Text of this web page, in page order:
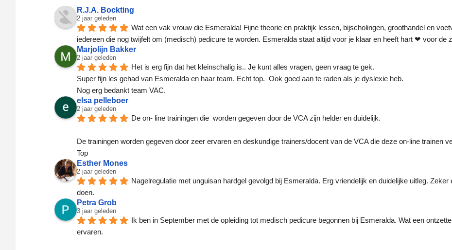
R.J.A. Bockting
2 jaar geleden
Wat een vak vrouw die Esmeralda! Fijne theorie en praktijk lessen, bijscholingen, groothandel en
iedereen die nog twijfelt om (medisch) pedicure te worden. Esmeralda staat altijd voor je klaar en heeft hart ❤ voor de
Marjolijn Bakker
2 jaar geleden
Het is erg fijn dat het kleinschalig is.. Je kunt alles vragen, geen vraag te gek.
Super fijn les gehad van Esmeralda en haar team. Echt top.  Ook goed aan te raden als je dyslexie heb.
Nog erg bedankt team VAC.
elsa pelleboer
2 jaar geleden
De on- line trainingen die  worden gegeven door de VCA zijn helder en duidelijk.
De trainingen worden gegeven door zeer ervaren en deskundige trainers/docent van de VCA die deze on-line trainen
Top
Esther Mones
2 jaar geleden
Nagelregulatie met unguisan hardgel gevolgd bij Esmeralda. Erg vriendelijk en duidelijke uitleg.
doen.
Petra Grob
3 jaar geleden
Ik ben in September met de opleiding tot medisch pedicure begonnen bij Esmeralda. Wat een
ervaren.